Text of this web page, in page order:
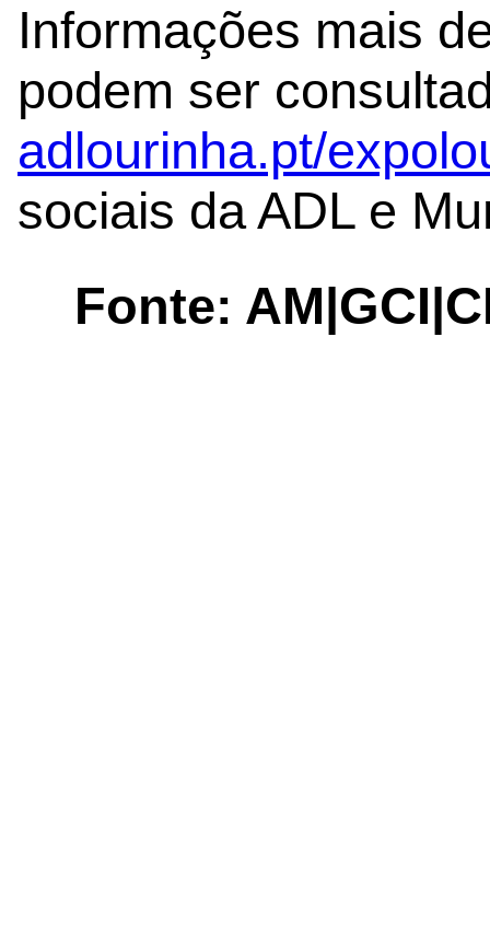
Informações mais
podem ser
adlourinha.pt/
sociais da ADL e
Fonte: